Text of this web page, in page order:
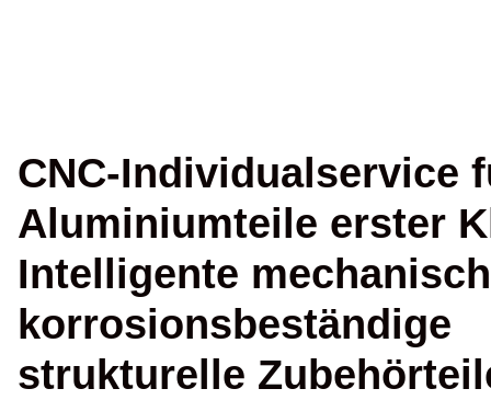
CNC-Individualservice
Aluminiumteile erster
Intelligente
korrosionsbeständige
strukturelle